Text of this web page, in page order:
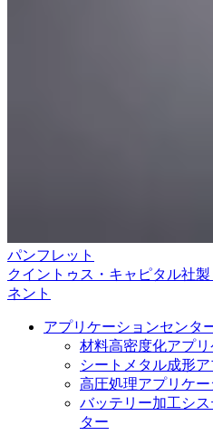
パンフレット
クイントゥス・キャピタル社
ネント
アプリケーションセンタ
材料高密度化アプ
シートメタル成形
高圧処理アプリケ
バッテリー加工シ
ター